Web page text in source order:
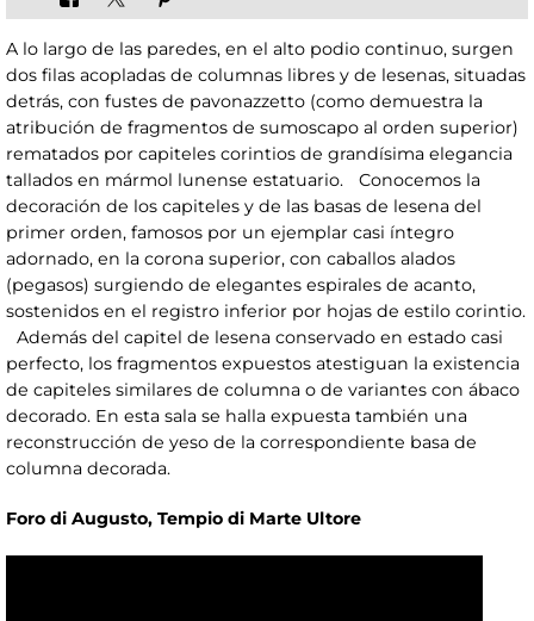
A lo largo de las paredes, en el alto podio continuo, surgen
dos filas acopladas de columnas libres y de lesenas, situadas
detrás, con fustes de pavonazzetto (como demuestra la
atribución de fragmentos de sumoscapo al orden superior)
rematados por capiteles corintios de grandísima elegancia
tallados en mármol lunense estatuario. Conocemos la
decoración de los capiteles y de las basas de lesena del
primer orden, famosos por un ejemplar casi íntegro
adornado, en la corona superior, con caballos alados
(pegasos) surgiendo de elegantes espirales de acanto,
sostenidos en el registro inferior por hojas de estilo corintio.
Además del capitel de lesena conservado en estado casi
perfecto, los fragmentos expuestos atestiguan la existencia
de capiteles similares de columna o de variantes con ábaco
decorado. En esta sala se halla expuesta también una
reconstrucción de yeso de la correspondiente basa de
columna decorada.
Foro di Augusto, Tempio di Marte Ultore